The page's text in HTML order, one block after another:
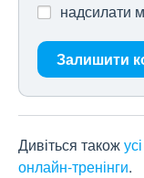
надсилати
Залишити
Дивіться також
онлайн-тренінги.